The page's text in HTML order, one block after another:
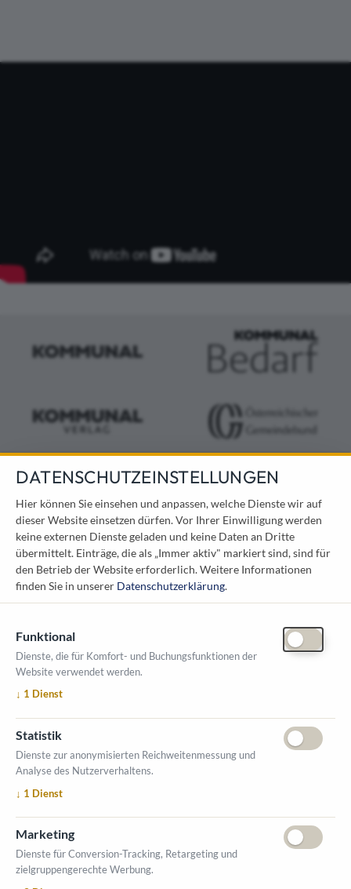
KONTAKT
Österreichischer Kommunal-Verlag GmbH
Löwelstraße 6 / 2. Stock
1010 Wien
messe@kommunal.at
ÖFFNUNGSZEITEN MESSE
1. Oktober 2026, 9-17 Uhr
2. Oktober 2026, 9-16 Uhr
VERANSTALTUNGSORT
Salzburger Messe
Messezentrum 1
5020 Salzburg
Ausstellerverzeichnis
DATENSCHUTZEINSTELLUNGEN
Hier können Sie einsehen und anpassen, welche Dienste wir auf
dieser Website einsetzen dürfen. Vor Ihrer Einwilligung werden
keine externen Dienste geladen und keine Daten an Dritte
übermittelt. Einträge, die als „Immer aktiv" markiert sind, sind für
den Betrieb der Website erforderlich.Weitere Informationen
finden Sie in unserer Datenschutzerklärung.
Funktional
Dienste, die für Komfort- und Buchungsfunktionen der
Website verwendet werden.
↓ 1 Dienst
Statistik
Dienste zur anonymisierten Reichweitenmessung und
Analyse des Nutzerverhaltens.
↓ 1 Dienst
Marketing
Dienste für Conversion-Tracking, Retargeting und
zielgruppengerechte Werbung.